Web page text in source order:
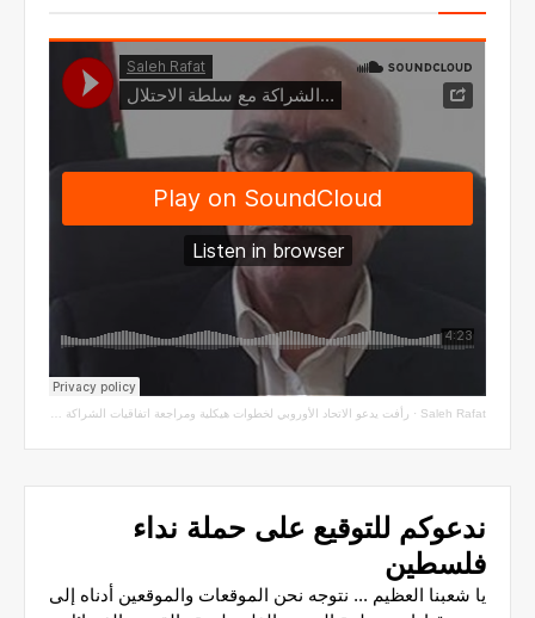
Saleh Rafat
· رأفت يدعو الاتحاد الأوروبي لخطوات هيكلية ومراجعة اتفاقيات الشراكة مع سلطة الاحتلال